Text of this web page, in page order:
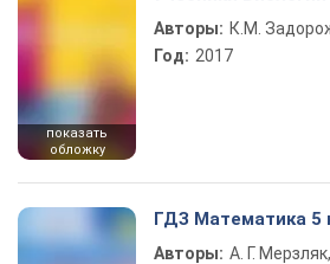
показать
обложку
Авторы: К.М.
Год: 2017
ГДЗ Математика 5
Авторы: А. Г.